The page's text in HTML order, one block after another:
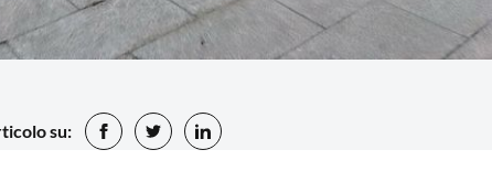
su: